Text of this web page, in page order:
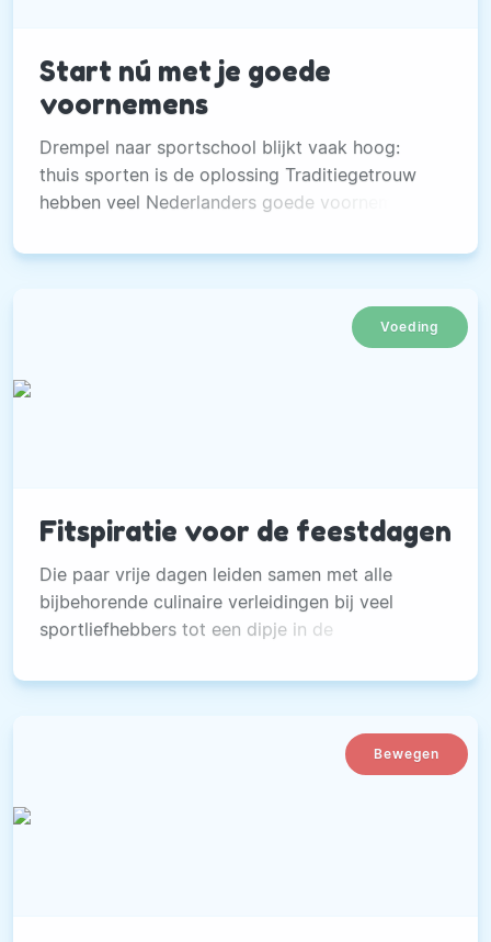
Start nú met je goede
voornemens
Drempel naar sportschool blijkt vaak hoog:
thuis sporten is de oplossing Traditiegetrouw
hebben veel Nederlanders goede voornemens
waarom wachten als je nu al kunt beginnen?
Voeding
Fitspiratie voor de feestdagen
Die paar vrije dagen leiden samen met alle
bijbehorende culinaire verleidingen bij veel
sportliefhebbers tot een dipje in de
volle overtuiging je trainingsschema aanhoudt
Bewegen